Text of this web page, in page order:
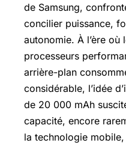
de Samsung,
concilier puissance,
autonomie. À l’ère où
processeurs
arrière-plan
considérable, l’idée
de 20 000 mAh
capacité, encore
la technologie